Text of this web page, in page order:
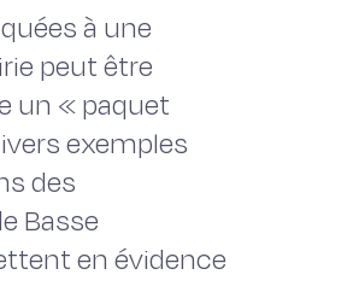
à une
peut être
un « paquet
exemples
des
Basse
en évidence